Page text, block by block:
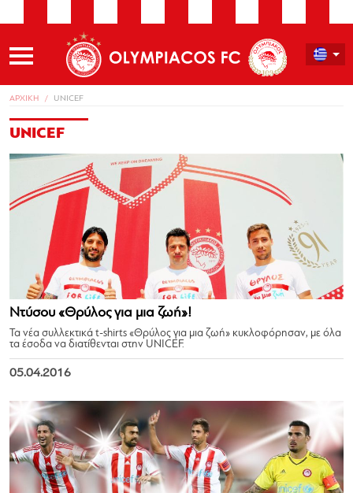
ΑΡΧΙΚΗ UNICEF
UNICEF
Ντύσου «Θρύλος για μια ζωή»!
Τα νέα συλλεκτικά t-shirts «Θρύλος για μια ζωή» κυκλοφόρησαν, με όλα
τα έσοδα να διατίθενται στην UNICEF.
05.04.2016